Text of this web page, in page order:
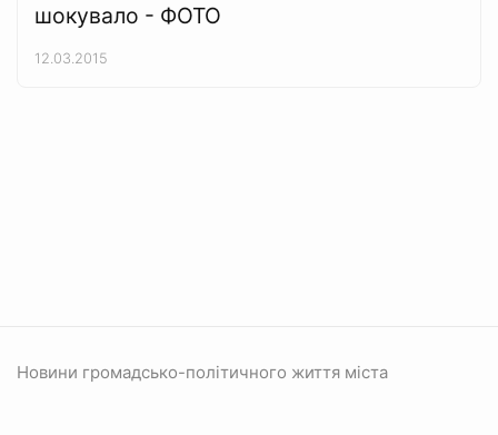
шокувало - ФОТО
12.03.2015
Новини громадсько-політичного життя міста